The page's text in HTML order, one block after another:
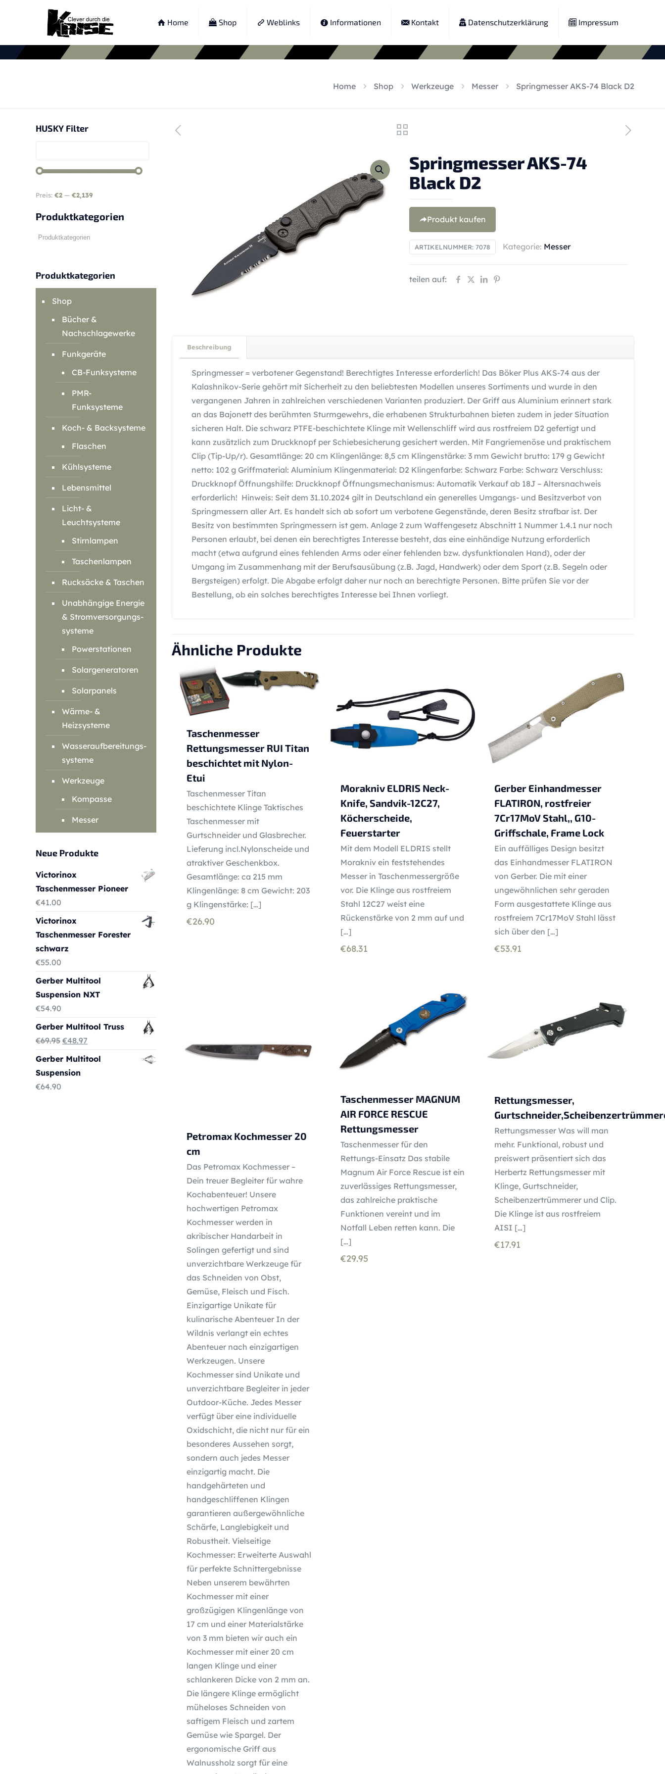
Home Shop Weblinks Informationen Kontakt Datenschutzerklärung Impressum
Home Shop Werkzeuge Messer Springmesser AKS-74 Black D2
Springmesser AKS-74
Black D2
Produkt kaufen
ARTIKELNUMMER: 7078 Kategorie: Messer
teilen auf:
Beschreibung
Springmesser = verbotener Gegenstand! Berechtigtes Interesse erforderlich! Das Böker Plus AKS-74 aus der
Kalashnikov-Serie gehört mit Sicherheit zu den beliebtesten Modellen unseres Sortiments und wurde in den
vergangenen Jahren in zahlreichen verschiedenen Varianten produziert. Der Griff aus Aluminium erinnert stark
an das Bajonett des berühmten Sturmgewehrs, die erhabenen Strukturbahnen bieten zudem in jeder Situation
sicheren Halt. Die schwarz PTFE-beschichtete Klinge mit Wellenschliff wird aus rostfreiem D2 gefertigt und
kann zusätzlich zum Druckknopf per Schiebesicherung gesichert werden. Mit Fangriemenöse und praktischem
Clip (Tip-Up/r). Gesamtlänge: 20 cm Klingenlänge: 8,5 cm Klingenstärke: 3 mm Gewicht brutto: 179 g Gewicht
netto: 102 g Griffmaterial: Aluminium Klingenmaterial: D2 Klingenfarbe: Schwarz Farbe: Schwarz Verschluss:
Druckknopf Öffnungshilfe: Druckknopf Öffnungsmechanismus: Automatik Verkauf ab 18J – Altersnachweis
erforderlich! Hinweis: Seit dem 31.10.2024 gilt in Deutschland ein generelles Umgangs- und Besitzverbot von
Springmessern aller Art. Es handelt sich ab sofort um verbotene Gegenstände, deren Besitz strafbar ist. Der
Besitz von bestimmten Springmessern ist gem. Anlage 2 zum Waffengesetz Abschnitt 1 Nummer 1.4.1 nur noch
Personen erlaubt, bei denen ein berechtigtes Interesse besteht, das eine einhändige Nutzung erforderlich
macht (etwa aufgrund eines fehlenden Arms oder einer fehlenden bzw. dysfunktionalen Hand), oder der
Umgang im Zusammenhang mit der Berufsausübung (z.B. Jagd, Handwerk) oder dem Sport (z.B. Segeln oder
Bergsteigen) erfolgt. Die Abgabe erfolgt daher nur noch an berechtigte Personen. Bitte prüfen Sie vor der
Bestellung, ob ein solches berechtigtes Interesse bei Ihnen vorliegt.
Ähnliche Produkte
Taschenmesser
Rettungsmesser RUI Titan
beschichtet mit Nylon-
Etui
Taschenmesser Titan
beschichtete Klinge Taktisches
Taschenmesser mit
Gurtschneider und Glasbrecher.
Lieferung incl.Nylonscheide und
atraktiver Geschenkbox.
Gesamtlänge: ca 215 mm
Klingenlänge: 8 cm Gewicht: 203
g Klingenstärke: […]
€26.90
Morakniv ELDRIS Neck-
Knife, Sandvik-12C27,
Köcherscheide,
Feuerstarter
Mit dem Modell ELDRIS stellt
Morakniv ein feststehendes
Messer in Taschenmessergröße
vor. Die Klinge aus rostfreiem
Stahl 12C27 weist eine
Rückenstärke von 2 mm auf und
[…]
€68.31
Gerber Einhandmesser
FLATIRON, rostfreier
7Cr17MoV Stahl,, G10-
Griffschale, Frame Lock
Ein auffälliges Design besitzt
das Einhandmesser FLATIRON
von Gerber. Die mit einer
ungewöhnlichen sehr geraden
Form ausgestattete Klinge aus
rostfreiem 7Cr17MoV Stahl lässt
sich über den […]
€53.91
Petromax Kochmesser 20
cm
Das Petromax Kochmesser –
Dein treuer Begleiter für wahre
Kochabenteuer! Unsere
hochwertigen Petromax
Kochmesser werden in
akribischer Handarbeit in
Solingen gefertigt und sind
unverzichtbare Werkzeuge für
das Schneiden von Obst,
Gemüse, Fleisch und Fisch.
Einzigartige Unikate für
kulinarische Abenteuer In der
Wildnis verlangt ein echtes
Abenteuer nach einzigartigen
Werkzeugen. Unsere
Kochmesser sind Unikate und
unverzichtbare Begleiter in jeder
Outdoor-Küche. Jedes Messer
verfügt über eine individuelle
Oxidschicht, die nicht nur für ein
besonderes Aussehen sorgt,
sondern auch jedes Messer
einzigartig macht. Die
handgehärteten und
handgeschliffenen Klingen
garantieren außergewöhnliche
Schärfe, Langlebigkeit und
Robustheit. Vielseitige
Kochmesser: Erweiterte Auswahl
für perfekte Schnittergebnisse
Neben unserem bewährten
Kochmesser mit einer
großzügigen Klingenlänge von
17 cm und einer Materialstärke
von 3 mm bieten wir auch ein
Kochmesser mit einer 20 cm
langen Klinge und einer
schlankeren Dicke von 2 mm an.
Die längere Klinge ermöglicht
müheloses Schneiden von
saftigem Fleisch und zartem
Gemüse wie Spargel. Der
ergonomische Griff aus
Walnussholz sorgt für eine
Taschenmesser MAGNUM
AIR FORCE RESCUE
Rettungsmesser
Taschenmesser für den
Rettungs-Einsatz Das stabile
Magnum Air Force Rescue ist ein
zuverlässiges Rettungsmesser,
das zahlreiche praktische
Funktionen vereint und im
Notfall Leben retten kann. Die
[…]
€29.95
Rettungsmesser,
Rettungsmesser Was will man
mehr. Funktional, robust und
preiswert präsentiert sich das
Herbertz Rettungsmesser mit
Klinge, Gurtschneider,
Scheibenzertrümmerer und Clip.
Die Klinge ist aus rostfreiem
AISI […]
€17.91
HUSKY Filter
Preis: €2 — €2,139
Produktkategorien
Produktkategorien
Shop
Bücher &
Nachschlagewerke
Funkgeräte
CB-Funksysteme
PMR-
Funksysteme
Koch- & Backsysteme
Flaschen
Kühlsysteme
Lebensmittel
Licht- &
Leuchtsysteme
Stirnlampen
Taschenlampen
Rucksäcke & Taschen
Unabhängige Energie
& Stromversorgungs-
systeme
Powerstationen
Solargeneratoren
Solarpanels
Wärme- &
Heizsysteme
Wasseraufbereitungs-
systeme
Werkzeuge
Kompasse
Messer
Neue Produkte
Victorinox
Taschenmesser Pioneer
€41.00
Victorinox
Taschenmesser Forester
schwarz
€55.00
Gerber Multitool
Suspension NXT
€54.90
Gerber Multitool Truss
€69.95 Ursprünglicher
Preis
war:
€48.97
Preis
Gerber Multitool
Suspension
€64.90